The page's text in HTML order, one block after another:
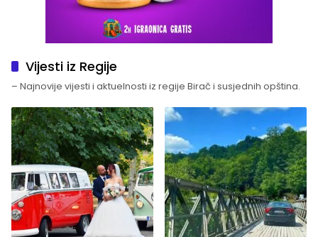
Vijesti iz Regije
– Najnovije vijesti i aktuelnosti iz regije Birač i susjednih opština.